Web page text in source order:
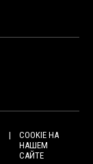
COOKIE НА
НАШЕМ
САЙТЕ